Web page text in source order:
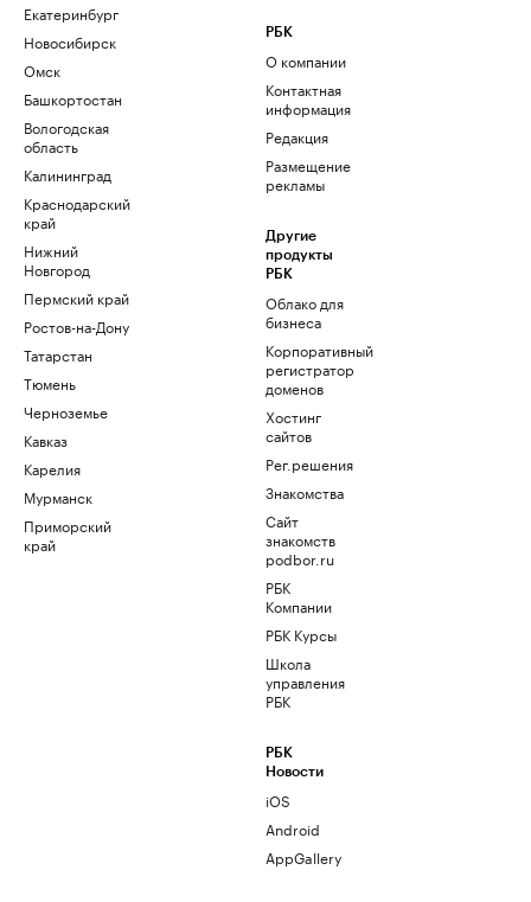
Екатеринбург
Новосибирск
Омск
Башкортостан
Вологодская
область
Калининград
Краснодарский
край
Нижний
Новгород
Пермский край
Ростов-на-Дону
Татарстан
Тюмень
Черноземье
Кавказ
Карелия
Мурманск
Приморский
край
РБК
О компании
Контактная
информация
Редакция
Размещение
рекламы
Другие
продукты
РБК
Облако для
бизнеса
Корпоративный
регистратор
доменов
Хостинг
сайтов
Рег.решения
Знакомства
Сайт
знакомств
podbor.ru
РБК
Компании
РБК Курсы
Школа
управления
РБК
РБК
Новости
iOS
Android
AppGallery